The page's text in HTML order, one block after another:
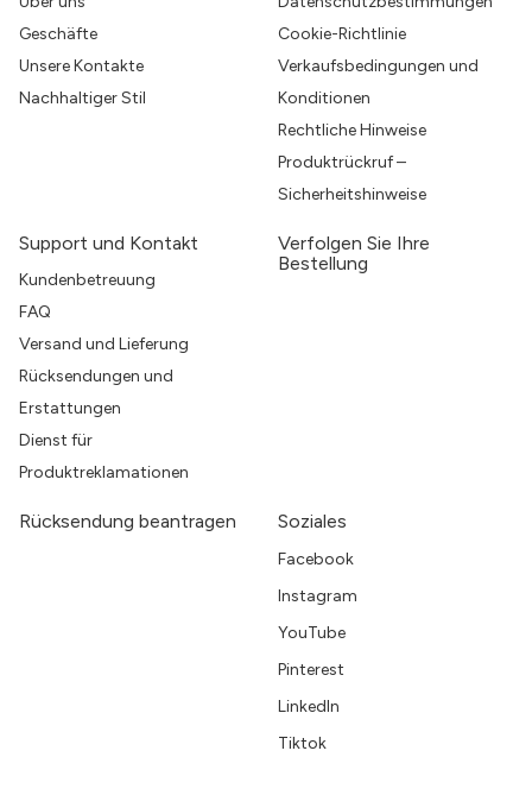
Geschäfte
Unsere Kontakte
Nachhaltiger Stil
Cookie-Richtlinie
Verkaufsbedingungen und
Konditionen
Rechtliche Hinweise
Produktrückruf –
Sicherheitshinweise
Support und Kontakt
Kundenbetreuung
FAQ
Versand und Lieferung
Rücksendungen und
Erstattungen
Dienst für
Produktreklamationen
Verfolgen Sie Ihre
Bestellung
Rücksendung beantragen Soziales
Facebook
Instagram
YouTube
Pinterest
LinkedIn
Tiktok